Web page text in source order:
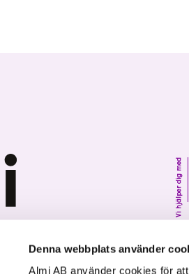
Denna webbplats använder
Almi AB använder cookies för
Vi hjälper dig med